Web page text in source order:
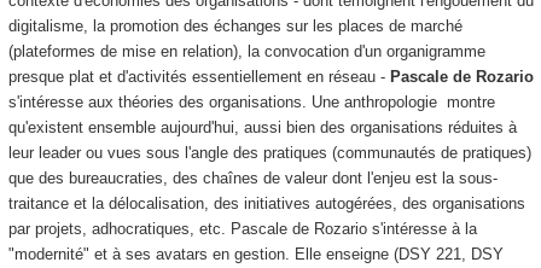
digitalisme, la promotion des échanges sur les places de marché
(plateformes de mise en relation), la convocation d'un organigramme
presque plat et d'activités essentiellement en réseau - Pascale de Rozario
s'intéresse aux théories des organisations. Une anthropologie montre
qu'existent ensemble aujourd'hui, aussi bien des organisations réduites à
leur leader ou vues sous l'angle des pratiques (communautés de pratiques)
que des bureaucraties, des chaînes de valeur dont l'enjeu est la sous-
traitance et la délocalisation, des initiatives autogérées, des organisations
par projets, adhocratiques, etc. Pascale de Rozario s'intéresse à la
"modernité" et à ses avatars en gestion. Elle enseigne (DSY 221, DSY